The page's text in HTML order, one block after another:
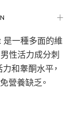
＋
是一種多面的維
性活力成分刺
和睾酮水平，
營養缺乏。